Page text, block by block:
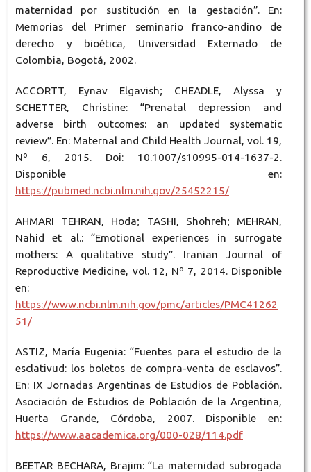
maternidad por sustitución en la gestación”. En:
Memorias del Primer seminario franco-andino de
derecho y bioética, Universidad Externado de
Colombia, Bogotá, 2002.
ACCORTT, Eynav Elgavish; CHEADLE, Alyssa y
SCHETTER, Christine: “Prenatal depression and
adverse birth outcomes: an updated systematic
review”. En: Maternal and Child Health Journal, vol. 19,
Nº 6, 2015. Doi: 10.1007/s10995-014-1637-2.
Disponible en:
https://pubmed.ncbi.nlm.nih.gov/25452215/
AHMARI TEHRAN, Hoda; TASHI, Shohreh; MEHRAN,
Nahid et al.: “Emotional experiences in surrogate
mothers: A qualitative study”. Iranian Journal of
Reproductive Medicine, vol. 12, Nº 7, 2014. Disponible
en:
https://www.ncbi.nlm.nih.gov/pmc/articles/PMC41262
51/
ASTIZ, María Eugenia: “Fuentes para el estudio de la
esclativud: los boletos de compra-venta de esclavos”.
En: IX Jornadas Argentinas de Estudios de Población.
Asociación de Estudios de Población de la Argentina,
Huerta Grande, Córdoba, 2007. Disponible en:
https://www.aacademica.org/000-028/114.pdf
BEETAR BECHARA, Brajim: “La maternidad subrogada